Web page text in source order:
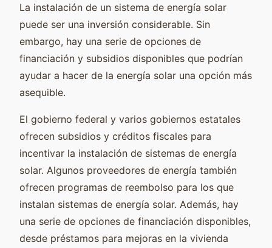
La instalación de un sistema de energía solar
puede ser una inversión considerable. Sin
embargo, hay una serie de opciones de
financiación y subsidios disponibles que podrían
ayudar a hacer de la energía solar una opción más
asequible.
El gobierno federal y varios gobiernos estatales
ofrecen subsidios y créditos fiscales para
incentivar la instalación de sistemas de energía
solar. Algunos proveedores de energía también
ofrecen programas de reembolso para los que
instalan sistemas de energía solar. Además, hay
una serie de opciones de financiación disponibles,
desde préstamos para mejoras en la vivienda